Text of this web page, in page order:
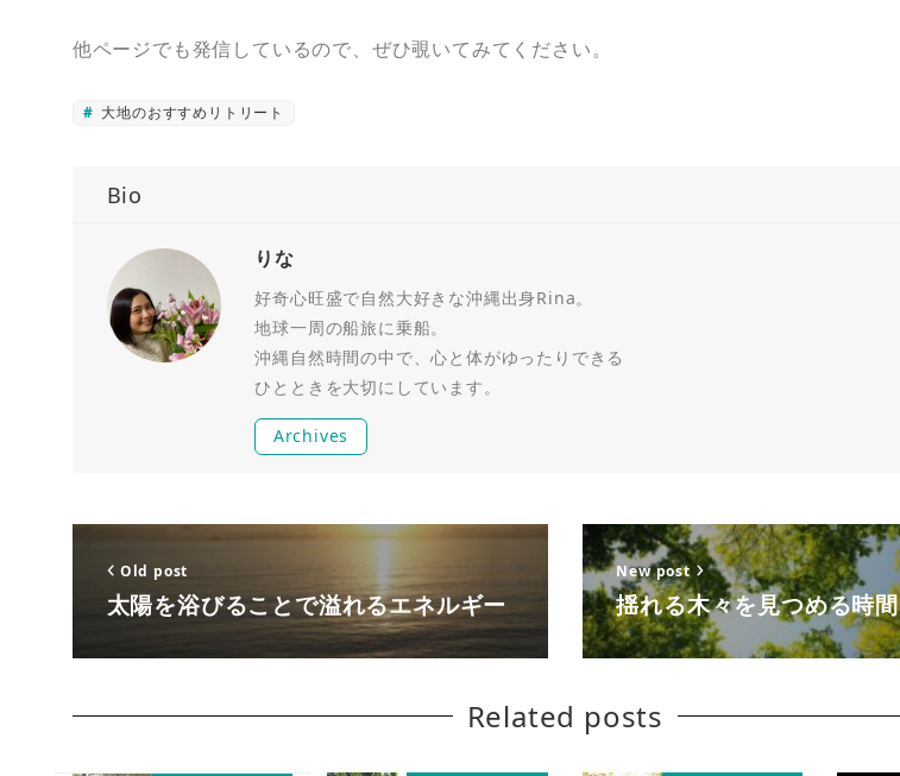
他ページでも発信しているので、ぜひ覗いてみてください。
大地のおすすめリトリート
Bio
りな
好奇心旺盛で自然大好きな沖縄出身Rina。
地球一周の船旅に乗船。
沖縄自然時間の中で、心と体がゆったりできる
ひとときを大切にしています。
Archives
Old post
太陽を浴びることで溢れるエネルギー
New post
揺れる木々を見つめる時間
Related posts